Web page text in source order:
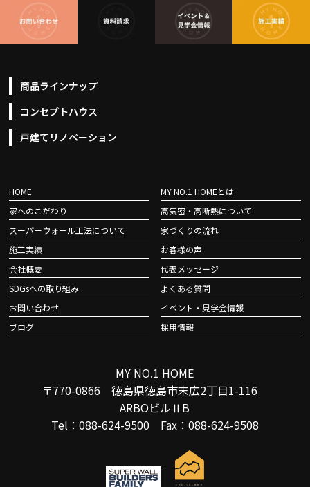
商品ラインナップ
コンセプトハウス
戸建てリノベーション
HOME
MY NO.1 HOMEとは
家へのこだわり
高気密・高断熱について
スーパーウォール工法について
家づくりの流れ
施工実績
お客様の声
会社概要
代表メッセージ
SDGsへの取り組み
よくある質問
お問い合わせ
イベント・見学会情報
ブログ
採用情報
MY NO.1 HOME
〒770-0866 徳島県徳島市末広2丁目1-116
ARBOビルⅡB
Tel：088-624-9500 Fax：088-624-9508